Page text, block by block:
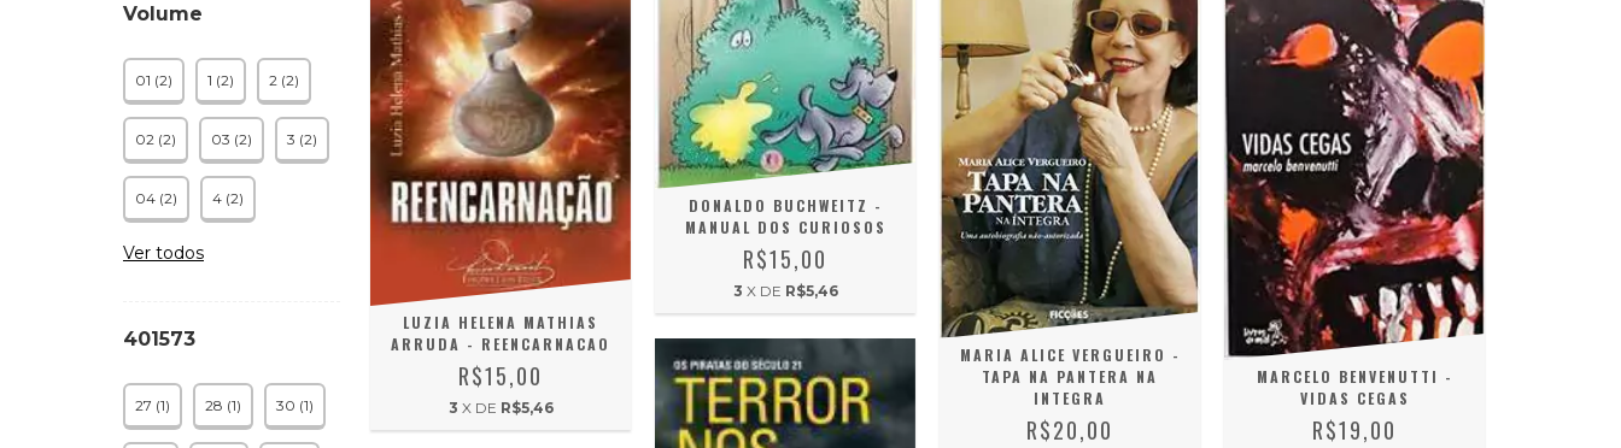
Volume
01 (2) 1 (2) 2 (2)
02 (2) 03 (2) 3 (2)
04 (2) 4 (2)
Ver todos
401573
27 (1) 28 (1) 30 (1)
LUZIA HELENA MATHIAS
ARRUDA - REENCARNACAO
R$15,00
3 X DE R$5,46
DONALDO BUCHWEITZ -
MANUAL DOS CURIOSOS
R$15,00
3 X DE R$5,46
MARIA ALICE VERGUEIRO -
TAPA NA PANTERA NA
INTEGRA
R$20,00
MARCELO BENVENUTTI -
VIDAS CEGAS
R$19,00